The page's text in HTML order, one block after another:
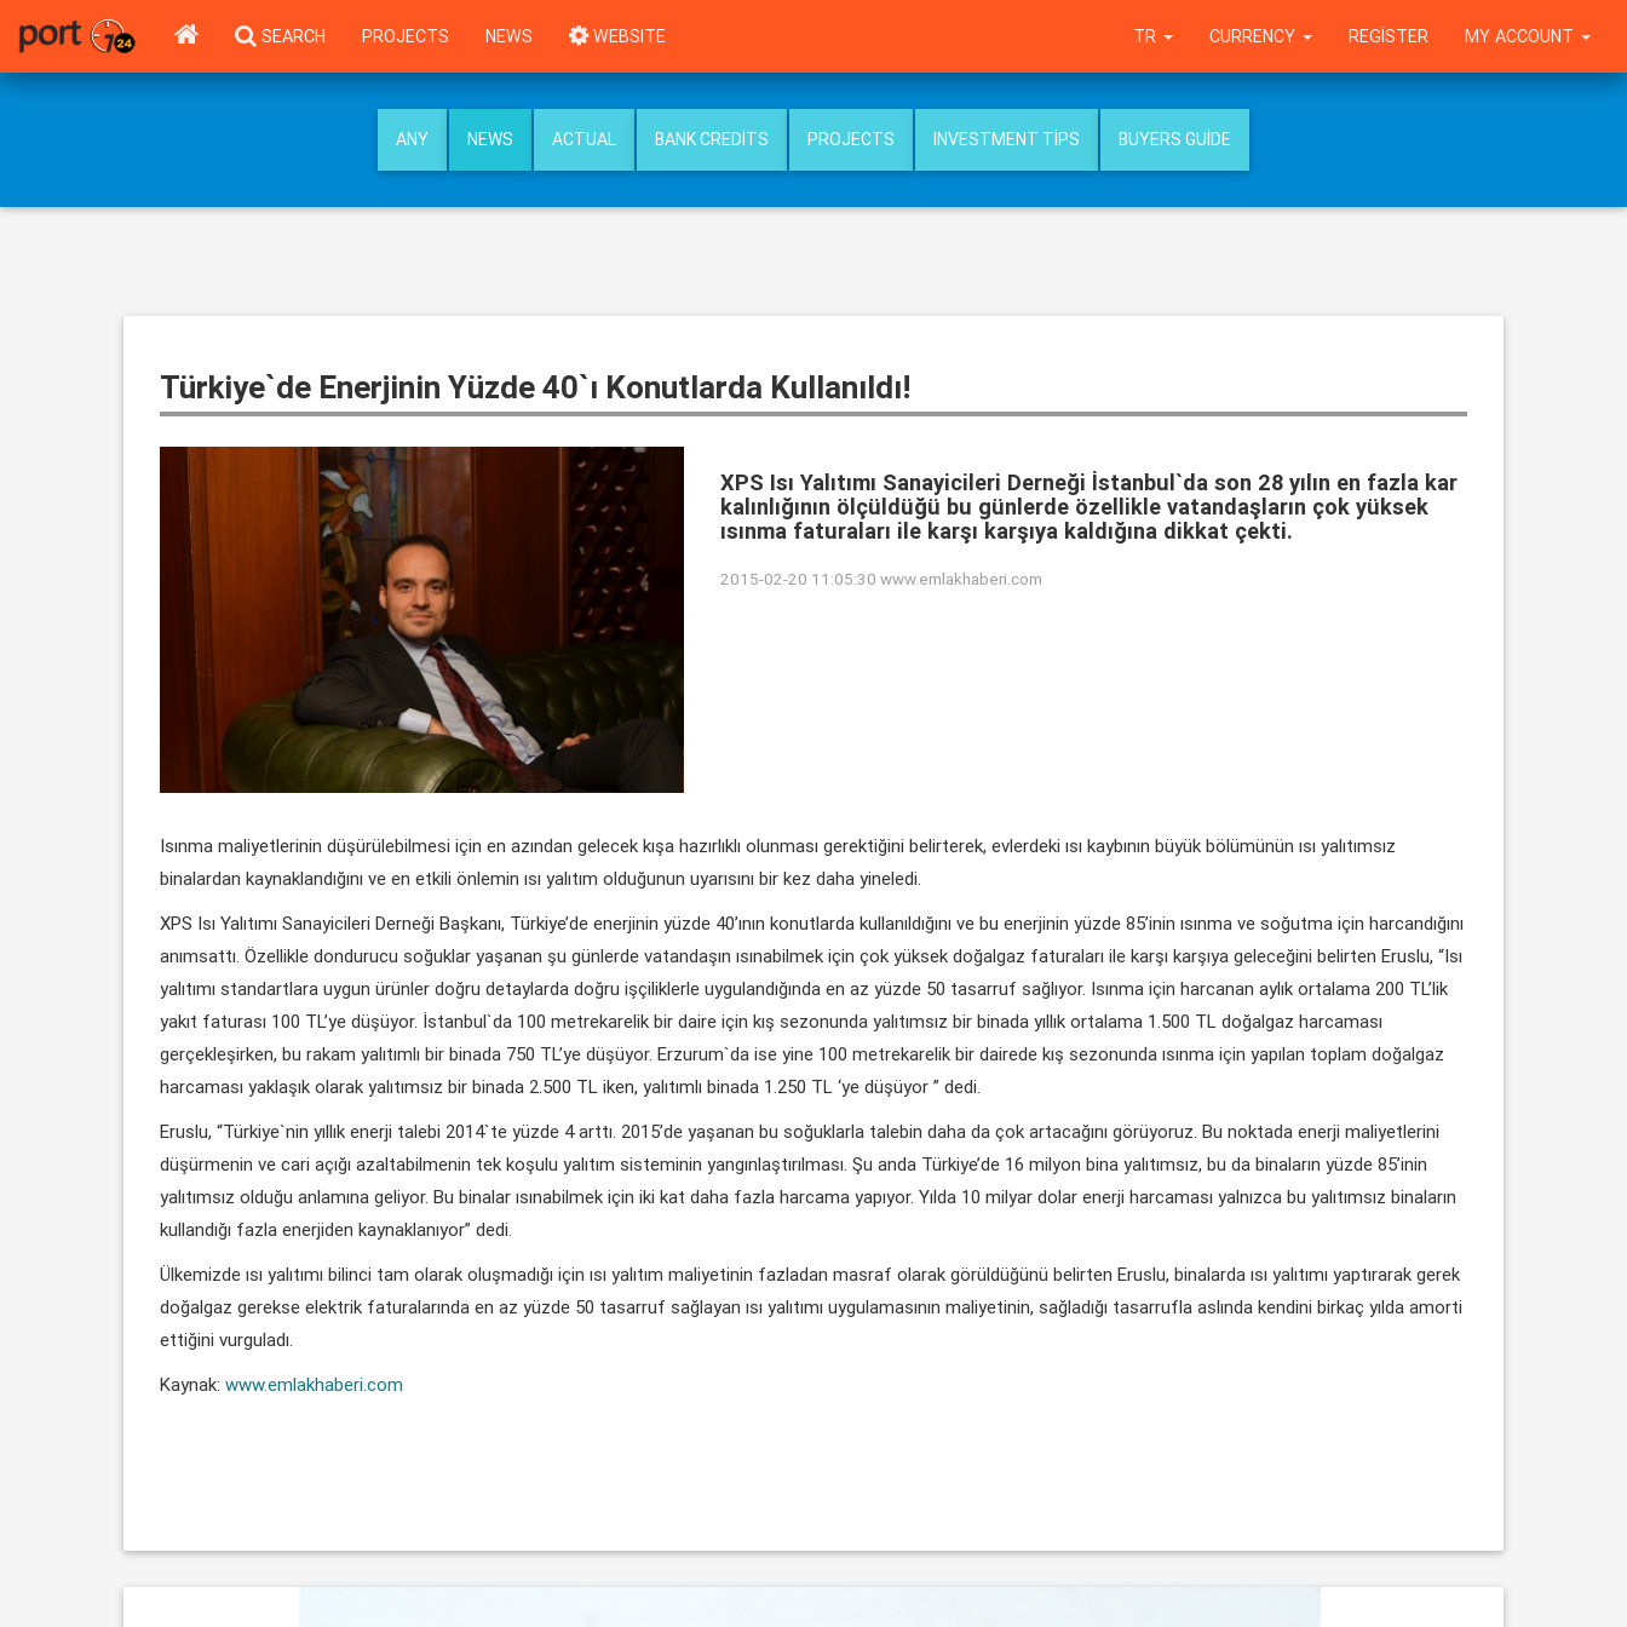
SEARCH PROJECTS NEWS WEBSITE MY ACCOUNT
REGISTER
CURRENCY
TR
ANY NEWS ACTUAL BANK CREDITS PROJECTS INVESTMENT TIPS BUYERS GUIDE
Türkiye`de Enerjinin Yüzde 40`ı Konutlarda Kullanıldı!
XPS Isı Yalıtımı Sanayicileri Derneği İstanbul`da son 28 yılın en fazla kar
kalınlığının ölçüldüğü bu günlerde özellikle vatandaşların çok yüksek
ısınma faturaları ile karşı karşıya kaldığına dikkat çekti.
2015-02-20 11:05:30 www.emlakhaberi.com
Isınma maliyetlerinin düşürülebilmesi için en azından gelecek kışa hazırlıklı olunması gerektiğini belirterek, evlerdeki ısı kaybının büyük bölümünün ısı yalıtımsız
binalardan kaynaklandığını ve en etkili önlemin ısı yalıtım olduğunun uyarısını bir kez daha yineledi.
XPS Isı Yalıtımı Sanayicileri Derneği Başkanı, Türkiye’de enerjinin yüzde 40’ının konutlarda kullanıldığını ve bu enerjinin yüzde 85’inin ısınma ve soğutma için harcandığını
anımsattı. Özellikle dondurucu soğuklar yaşanan şu günlerde vatandaşın ısınabilmek için çok yüksek doğalgaz faturaları ile karşı karşıya geleceğini belirten Eruslu, “Isı
yalıtımı standartlara uygun ürünler doğru detaylarda doğru işçiliklerle uygulandığında en az yüzde 50 tasarruf sağlıyor. Isınma için harcanan aylık ortalama 200 TL’lik
yakıt faturası 100 TL’ye düşüyor. İstanbul`da 100 metrekarelik bir daire için kış sezonunda yalıtımsız bir binada yıllık ortalama 1.500 TL doğalgaz harcaması
gerçekleşirken, bu rakam yalıtımlı bir binada 750 TL’ye düşüyor. Erzurum`da ise yine 100 metrekarelik bir dairede kış sezonunda ısınma için yapılan toplam doğalgaz
harcaması yaklaşık olarak yalıtımsız bir binada 2.500 TL iken, yalıtımlı binada 1.250 TL ‘ye düşüyor ” dedi.
Eruslu, “Türkiye`nin yıllık enerji talebi 2014`te yüzde 4 arttı. 2015’de yaşanan bu soğuklarla talebin daha da çok artacağını görüyoruz. Bu noktada enerji maliyetlerini
düşürmenin ve cari açığı azaltabilmenin tek koşulu yalıtım sisteminin yangınlaştırılması. Şu anda Türkiye’de 16 milyon bina yalıtımsız, bu da binaların yüzde 85’inin
yalıtımsız olduğu anlamına geliyor. Bu binalar ısınabilmek için iki kat daha fazla harcama yapıyor. Yılda 10 milyar dolar enerji harcaması yalnızca bu yalıtımsız binaların
kullandığı fazla enerjiden kaynaklanıyor” dedi.
Ülkemizde ısı yalıtımı bilinci tam olarak oluşmadığı için ısı yalıtım maliyetinin fazladan masraf olarak görüldüğünü belirten Eruslu, binalarda ısı yalıtımı yaptırarak gerek
doğalgaz gerekse elektrik faturalarında en az yüzde 50 tasarruf sağlayan ısı yalıtımı uygulamasının maliyetinin, sağladığı tasarrufla aslında kendini birkaç yılda amorti
ettiğini vurguladı.
Kaynak: www.emlakhaberi.com